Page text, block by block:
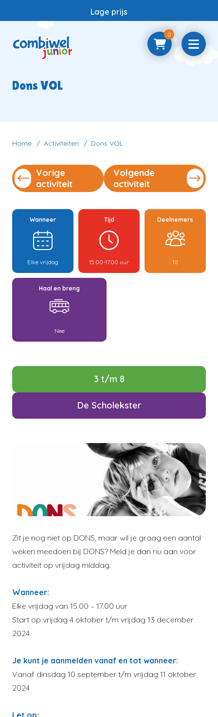
Lage prijs
0
Contact
Dons VOL
Home Activiteiten Dons VOL
Vorige
activiteit
Volgende
activiteit
Wanneer
Elke vrijdag
Tijd
15.00-17.00 uur
Deelnemers
10
Haal en breng
Nee
3 t/m 8
De Scholekster
Zit je nog niet op DONS, maar wil je graag een aantal
weken meedoen bij DONS? Meld je dan nu aan voor
activiteit op vrijdag middag.
Wanneer:
Elke vrijdag van 15.00 – 17.00 uur
Start op vrijdag 4 oktober t/m vrijdag 13 december
2024
Je kunt je aanmelden vanaf en tot wanneer:
Vanaf dinsdag 10 september t/m vrijdag 11 oktober
2024
Let op: